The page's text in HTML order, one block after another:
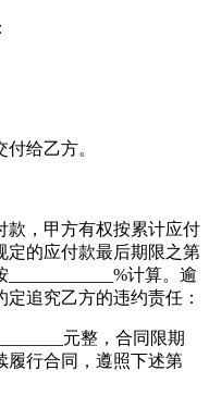
给乙方。
款，甲方有权按累计应付
定的应付款最后期限之第
计算。逾
追究乙方的违约责任：
元整，合同限期
履行合同，遵照下述第